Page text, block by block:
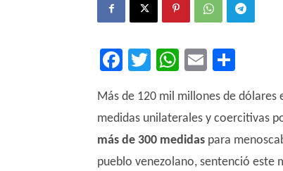
Facebook
Twitter
WhatsApp
Email
Más de 120 mil millones de dólares
medidas unilaterales y coercitivas
más de 300 medidas para
pueblo venezolano, sentenció este